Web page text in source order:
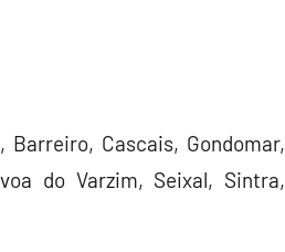
Cascais, Gondomar,
do Varzim, Seixal, Sintra,